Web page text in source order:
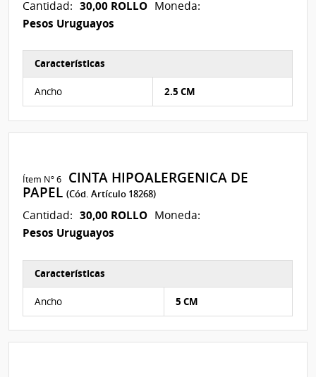
Cantidad: 30,00 ROLLO Moneda:
Pesos Uruguayos
Características
Ancho 2.5 CM
Ítem Nº 6
CINTA HIPOALERGENICA DE
PAPEL(Cód. Artículo 18268)
Cantidad: 30,00 ROLLO Moneda:
Pesos Uruguayos
Características
Ancho 5 CM